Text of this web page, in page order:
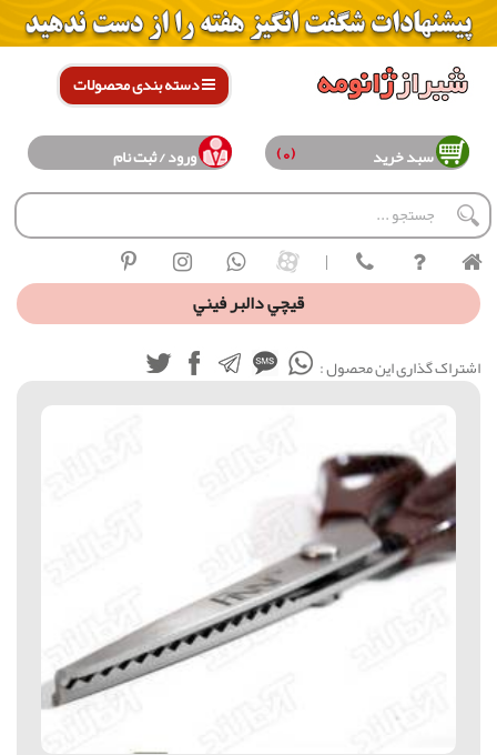
دسته بندی محصولات
سبد خرید (0) ورود / ثبت نام
|
قيچي دالبر فيني
اشتراک گذاری این محصول :